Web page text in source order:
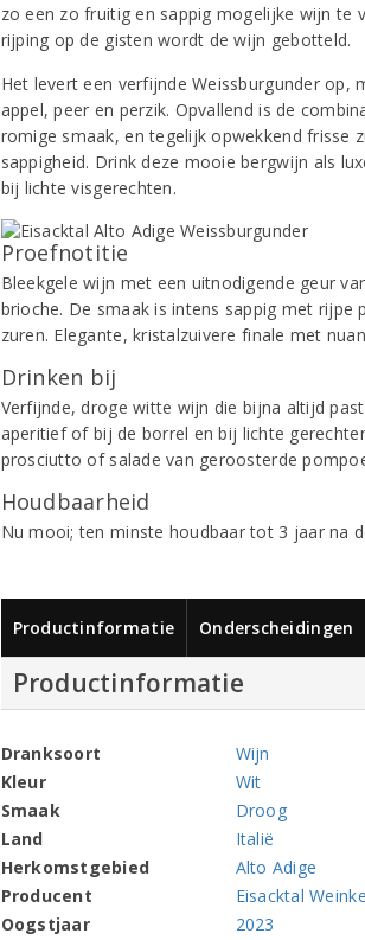
zo een zo fruitig en sappig mogelijke wijn te
rijping op de gisten wordt de wijn gebotteld.
Het levert een verfijnde Weissburgunder op,
appel, peer en perzik. Opvallend is de
romige smaak, en tegelijk opwekkend frisse
sappigheid. Drink deze mooie bergwijn als
bij lichte visgerechten.
Proefnotitie
Bleekgele wijn met een uitnodigende geur
brioche. De smaak is intens sappig met rijpe
zuren. Elegante, kristalzuivere finale met
Drinken bij
Verfijnde, droge witte wijn die bijna altijd
aperitief of bij de borrel en bij lichte
prosciutto of salade van geroosterde
Houdbaarheid
Nu mooi; ten minste houdbaar tot 3 jaar na
Productinformatie Onderscheidingen
Productinformatie
Dranksoort
Wijn
Kleur
Wit
Smaak
Droog
Land
Italië
Herkomstgebied
Alto Adige
Producent
Eisacktal
Oogstjaar
2023